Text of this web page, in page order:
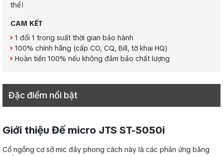
thể!
CAM KẾT
1 đổi 1 trong suất thời gian bảo hành
100% chính hãng (cấp CO, CQ, Bill, tờ khai HQ)
Hoàn tiền 100% nếu không đảm bảo chất lượng
Đặc điểm nổi bật
Giới thiệu Đế micro JTS ST-5050i
Cổ ngỗng cơ sở mic đầy phong cách này là các phản ứng bằng